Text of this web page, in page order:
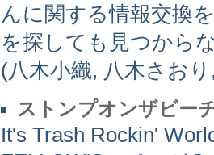
んに関する情報交換
を探しても見つから
(八木小織, 八木さお
ストンプオンザビー
It's Trash Rockin'